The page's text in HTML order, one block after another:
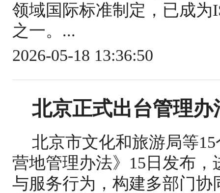
领域国际标准制定，已成为
之一。...
2026-05-18 13:36:50
北京正式出台管理
北京市文化和旅游局等
营地管理办法》15日发布
与服务行为，构建多部门